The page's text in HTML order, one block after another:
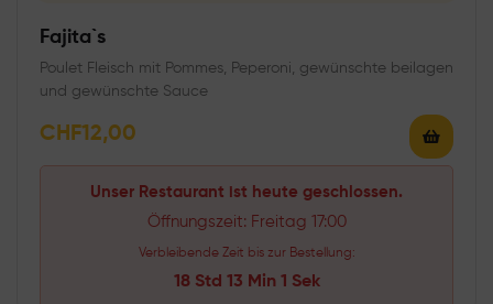
Fajita`s
Poulet Fleisch mit Pommes, Peperoni, gewünschte beilagen
und gewünschte Sauce
CHF12,00
Unser Restaurant ist heute geschlossen.
Öffnungszeit: Freitag 17:00
Verbleibende Zeit bis zur Bestellung:
18 Std 13 Min 1 Sek